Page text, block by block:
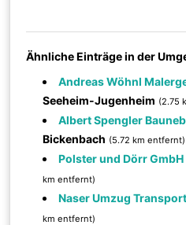
Ähnliche Einträge in der
Andreas Wöhnl
Seeheim-Jugenheim (2.75
Albert Spengler
Bickenbach (5.72 km entfernt)
Polster und Dörr GmbH
km entfernt)
Naser Umzug Transport
km entfernt)